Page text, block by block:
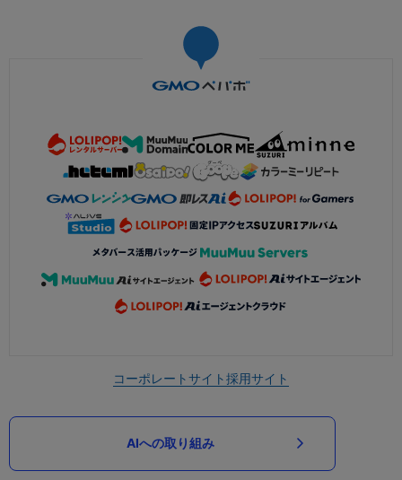
コーポレートサイト採用サイト
AIへの取り組み